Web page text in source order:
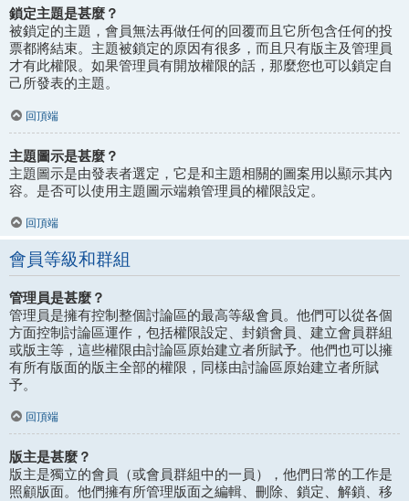
鎖定主題是甚麼？
被鎖定的主題，會員無法再做任何的回覆而且它所包含任何的投
票都將結束。主題被鎖定的原因有很多，而且只有版主及管理員
才有此權限。如果管理員有開放權限的話，那麼您也可以鎖定自
己所發表的主題。
回頂端
主題圖示是甚麼？
主題圖示是由發表者選定，它是和主題相關的圖案用以顯示其內
容。是否可以使用主題圖示端賴管理員的權限設定。
回頂端
會員等級和群組
管理員是甚麼？
管理員是擁有控制整個討論區的最高等級會員。他們可以從各個
方面控制討論區運作，包括權限設定、封鎖會員、建立會員群組
或版主等，這些權限由討論區原始建立者所賦予。他們也可以擁
有所有版面的版主全部的權限，同樣由討論區原始建立者所賦
予。
回頂端
版主是甚麼？
版主是獨立的會員（或會員群組中的一員），他們日常的工作是
照顧版面。他們擁有所管理版面之編輯、刪除、鎖定、解鎖、移